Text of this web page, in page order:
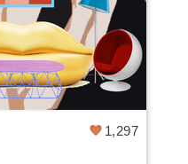
1,297